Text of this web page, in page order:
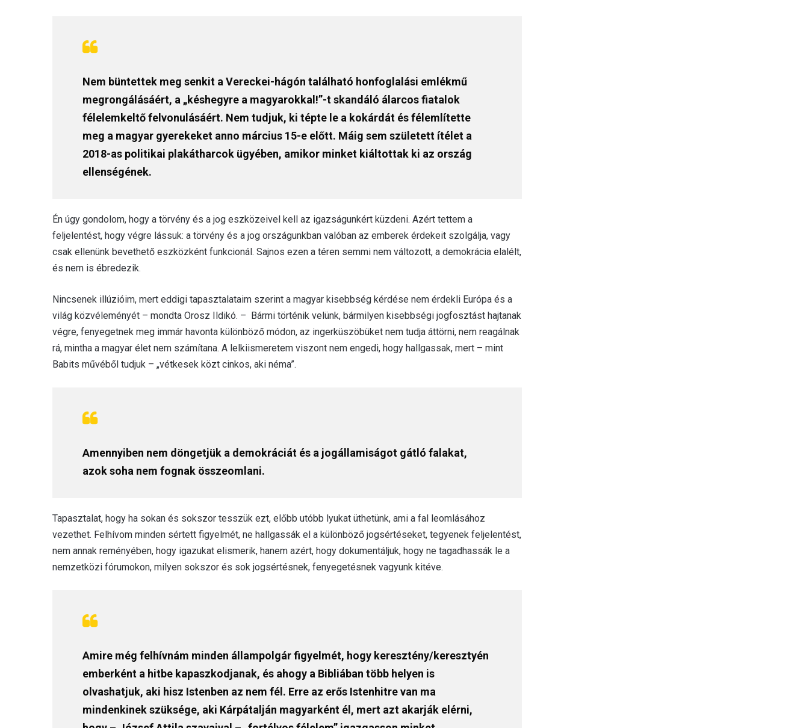
Nem büntettek meg senkit a Vereckei-hágón található honfoglalási emlékmű
megrongálásáért, a „késhegyre a magyarokkal!”-t skandáló álarcos fiatalok
félelemkeltő felvonulásáért. Nem tudjuk, ki tépte le a kokárdát és félemlítette
meg a magyar gyerekeket anno március 15-e előtt. Máig sem született ítélet a
2018-as politikai plakátharcok ügyében, amikor minket kiáltottak ki az ország
ellenségének.
Én úgy gondolom, hogy a törvény és a jog eszközeivel kell az igazságunkért küzdeni. Azért tettem a
feljelentést, hogy végre lássuk: a törvény és a jog országunkban valóban az emberek érdekeit szolgálja, vagy
csak ellenünk bevethető eszközként funkcionál. Sajnos ezen a téren semmi nem változott, a demokrácia elalélt,
és nem is ébredezik.
Nincsenek illúzióim, mert eddigi tapasztalataim szerint a magyar kisebbség kérdése nem érdekli Európa és a
világ közvéleményét – mondta Orosz Ildikó. – Bármi történik velünk, bármilyen kisebbségi jogfosztást hajtanak
végre, fenyegetnek meg immár havonta különböző módon, az ingerküszöbüket nem tudja áttörni, nem reagálnak
rá, mintha a magyar élet nem számítana. A lelkiismeretem viszont nem engedi, hogy hallgassak, mert – mint
Babits művéből tudjuk – „vétkesek közt cinkos, aki néma”.
Amennyiben nem döngetjük a demokráciát és a jogállamiságot gátló falakat,
azok soha nem fognak összeomlani.
Tapasztalat, hogy ha sokan és sokszor tesszük ezt, előbb utóbb lyukat üthetünk, ami a fal leomlásához
vezethet. Felhívom minden sértett figyelmét, ne hallgassák el a különböző jogsértéseket, tegyenek feljelentést,
nem annak reményében, hogy igazukat elismerik, hanem azért, hogy dokumentáljuk, hogy ne tagadhassák le a
nemzetközi fórumokon, milyen sokszor és sok jogsértésnek, fenyegetésnek vagyunk kitéve.
Amire még felhívnám minden állampolgár figyelmét, hogy keresztény/keresztyén
emberként a hitbe kapaszkodjanak, és ahogy a Bibliában több helyen is
olvashatjuk, aki hisz Istenben az nem fél. Erre az erős Istenhitre van ma
mindenkinek szüksége, aki Kárpátalján magyarként él, mert azt akarják elérni,